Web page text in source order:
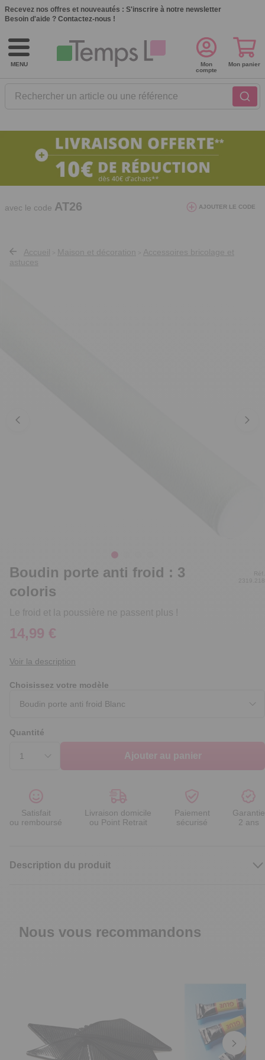
Recevez nos offres et nouveautés : S'inscrire à notre newsletter
Besoin d'aide ? Contactez-nous !
MENU
Rechercher un article ou une référence
Mon
compte
Mon panier
10€ de réduction dès 40€ d'achat. Offre
valable du 03/08/2026 au 12/08/2026.
avec le code AT26 AJOUTER LE CODE
Accueil Maison et décoration
Accessoires bricolage et
astuces
Boudin porte anti froid : 3
coloris
Le froid et la poussière ne passent plus !
Réf.
2319.218
14,99 €
Voir la description
Choisissez votre modèle
Quantité
Ajouter au panier
Satisfait
ou remboursé
Livraison domicile
ou Point Retrait
Paiement
sécurisé
Garantie
2 ans
Description du produit
Nous vous recommandons